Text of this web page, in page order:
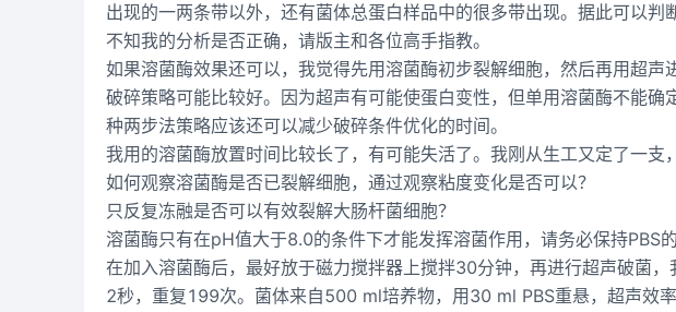
出现的一两条带以外，还有菌体总蛋白样品中的很多带出现。据此可以判
不知我的分析是否正确，请版主和各位高手指教。
如果溶菌酶效果还可以，我觉得先用溶菌酶初步裂解细胞，然后再用超
破碎策略可能比较好。因为超声有可能使蛋白变性，但单用溶菌酶不能
种两步法策略应该还可以减少破碎条件优化的时间。
我用的溶菌酶放置时间比较长了，有可能失活了。我刚从生工又定了一支
如何观察溶菌酶是否已裂解细胞，通过观察粘度变化是否可以？
只反复冻融是否可以有效裂解大肠杆菌细胞？
溶菌酶只有在pH值大于8.0的条件下才能发挥溶菌作用，请务必保持PBS
在加入溶菌酶后，最好放于磁力搅拌器上搅拌30分钟，再进行超声破菌
2秒，重复199次。菌体来自500 ml培养物，用30 ml PBS重悬，超声效率